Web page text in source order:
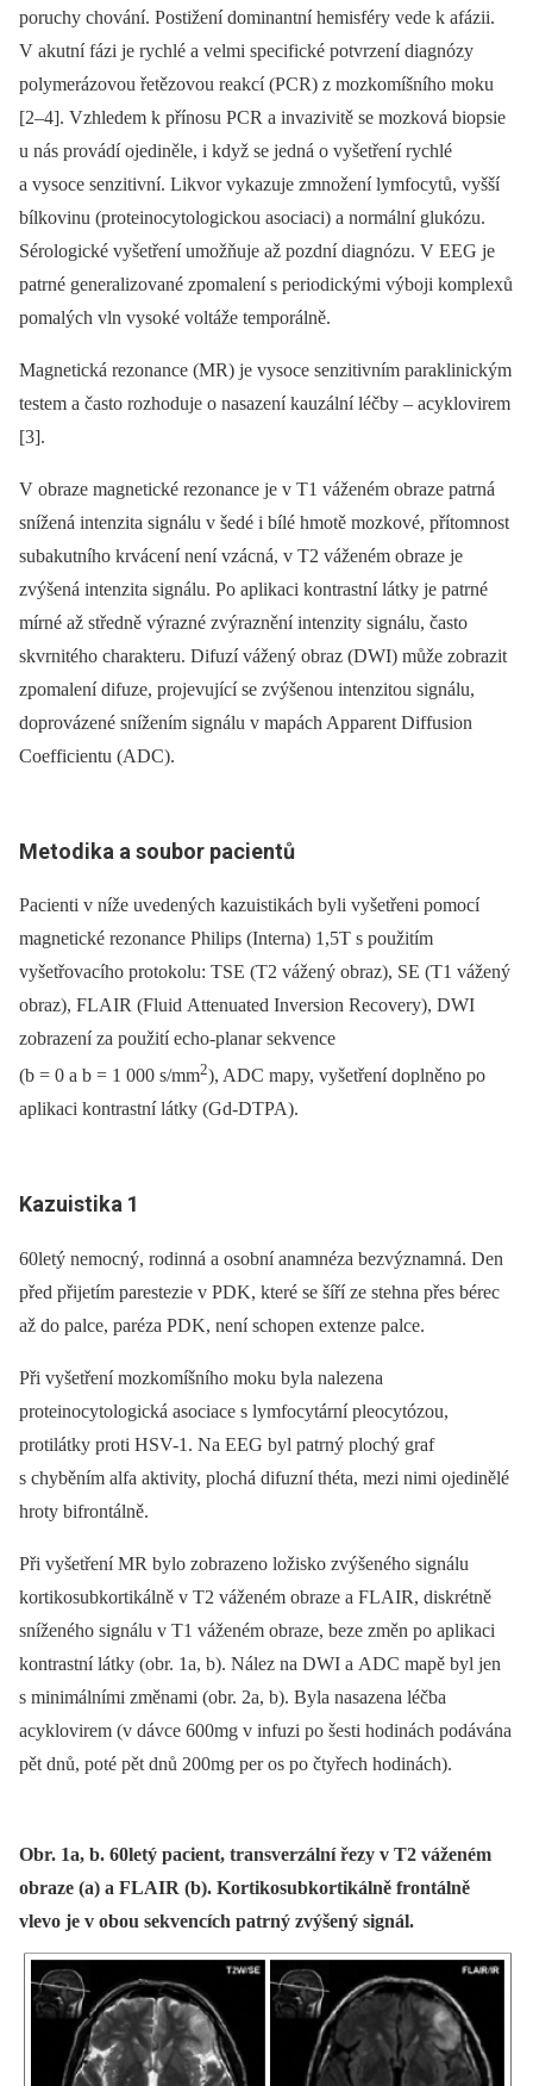
poruchy chování. Postižení dominantní hemisféry vede k afázii.
V akutní fázi je rychlé a velmi specifické potvrzení diagnózy
polymerázovou řetězovou reakcí (PCR) z mozkomíšního moku
[2–4]. Vzhledem k přínosu PCR a invazivitě se mozková biopsie
u nás provádí ojediněle, i když se jedná o vyšetření rychlé
a vysoce senzitivní. Likvor vykazuje zmnožení lymfocytů, vyšší
bílkovinu (proteinocytologickou asociaci) a normální glukózu.
Sérologické vyšetření umožňuje až pozdní diagnózu. V EEG je
patrné generalizované zpomalení s periodickými výboji komplexů
pomalých vln vysoké voltáže temporálně.
Magnetická rezonance (MR) je vysoce senzitivním paraklinickým
testem a často rozhoduje o nasazení kauzální léčby –⁠ acyklovirem
[3].
V obraze magnetické rezonance je v T1 váženém obraze patrná
snížená intenzita signálu v šedé i bílé hmotě mozkové, přítomnost
subakutního krvácení není vzácná, v T2 váženém obraze je
zvýšená intenzita signálu. Po aplikaci kontrastní látky je patrné
mírné až středně výrazné zvýraznění intenzity signálu, často
skvrnitého charakteru. Difuzí vážený obraz (DWI) může zobrazit
zpomalení difuze, projevující se zvýšenou intenzitou signálu,
doprovázené snížením signálu v mapách Apparent Diffusion
Coefficientu (ADC).
Metodika a soubor pacientů
Pacienti v níže uvedených kazuistikách byli vyšetřeni pomocí
magnetické rezonance Philips (Interna) 1,5T s použitím
vyšetřovacího protokolu: TSE (T2 vážený obraz), SE (T1 vážený
obraz), FLAIR (Fluid Attenuated Inversion Recovery), DWI
zobrazení za použití echo-planar sekvence
(b = 0 a b = 1 000 s/mm2), ADC mapy, vyšetření doplněno po
aplikaci kontrastní látky (Gd-DTPA).
Kazuistika 1
60letý nemocný, rodinná a osobní anamnéza bezvýznamná. Den
před přijetím parestezie v PDK, které se šíří ze stehna přes bérec
až do palce, paréza PDK, není schopen extenze palce.
Při vyšetření mozkomíšního moku byla nalezena
proteinocytologická asociace s lymfocytární pleocytózou,
protilátky proti HSV-1. Na EEG byl patrný plochý graf
s chyběním alfa aktivity, plochá difuzní théta, mezi nimi ojedinělé
hroty bifrontálně.
Při vyšetření MR bylo zobrazeno ložisko zvýšeného signálu
kortikosubkortikálně v T2 váženém obraze a FLAIR, diskrétně
sníženého signálu v T1 váženém obraze, beze změn po aplikaci
kontrastní látky (obr. 1a, b). Nález na DWI a ADC mapě byl jen
s minimálními změnami (obr. 2a, b). Byla nasazena léčba
acyklovirem (v dávce 600mg v infuzi po šesti hodinách podávána
pět dnů, poté pět dnů 200mg per os po čtyřech hodinách).
Obr. 1a, b. 60letý pacient, transverzální řezy v T2 váženém
obraze (a) a FLAIR (b). Kortikosubkortikálně frontálně
vlevo je v obou sekvencích patrný zvýšený signál.